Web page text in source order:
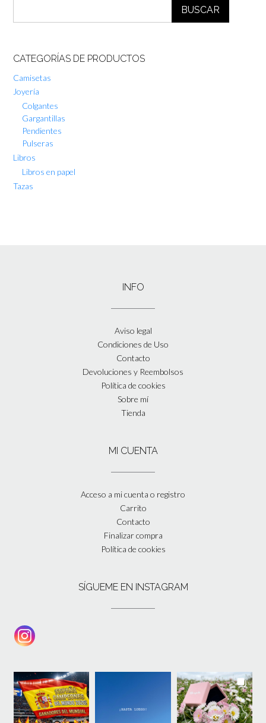
BUSCAR
CATEGORÍAS DE PRODUCTOS
Camisetas
Joyería
Colgantes
Gargantillas
Pendientes
Pulseras
Libros
Libros en papel
Tazas
INFO
Aviso legal
Condiciones de Uso
Contacto
Devoluciones y Reembolsos
Política de cookies
Sobre mí
Tienda
MI CUENTA
Acceso a mi cuenta o registro
Carrito
Contacto
Finalizar compra
Política de cookies
SÍGUEME EN INSTAGRAM